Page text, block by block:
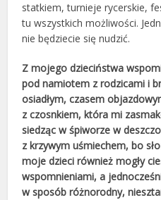
statkiem, turnieje rycerskie,
tu wszystkich możliwości.
nie będziecie się nudzić.
Z mojego dzieciństwa
pod namiotem z rodzicami i
osiadłym, czasem
z czosnkiem, która mi
siedząc w śpiworze w
z krzywym uśmiechem, bo
moje dzieci również mogły
wspomnieniami, a
w sposób różnorodny,